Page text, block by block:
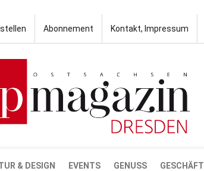
Abonnement Kontakt, Impressum
& DESIGN EVENTS GENUSS GESCHÄFT